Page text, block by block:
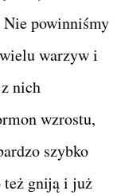
powinniśmy
warzyw i
nich
wzrostu,
szybko
też gniją i już